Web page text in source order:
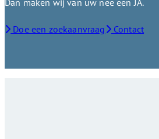
Doe een zoekaanvraag Contact